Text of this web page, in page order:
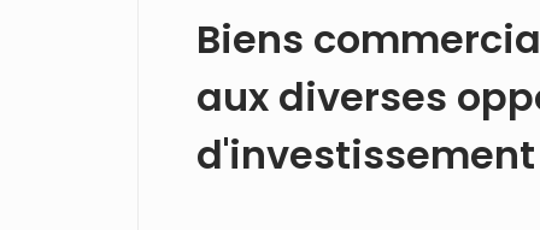
Biens
aux diverses
d'investissement